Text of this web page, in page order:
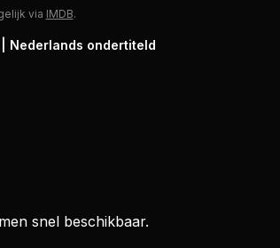
via IMDB.
| Nederlands ondertiteld
snel beschikbaar.